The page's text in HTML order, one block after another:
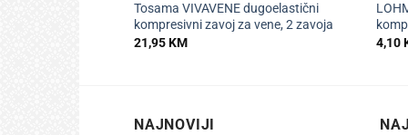
Tosama VIVAVENE dugoelastični
kompresivni zavoj za vene, 2 zavoja
21,95KM
4,10
NAJNOVIJI